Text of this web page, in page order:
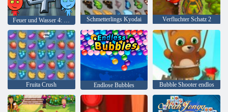
Schmetterlings Kyodai Verfluchter Schatz 2
Fruita Crush Endlose Bubbles Bubble Shooter endlos